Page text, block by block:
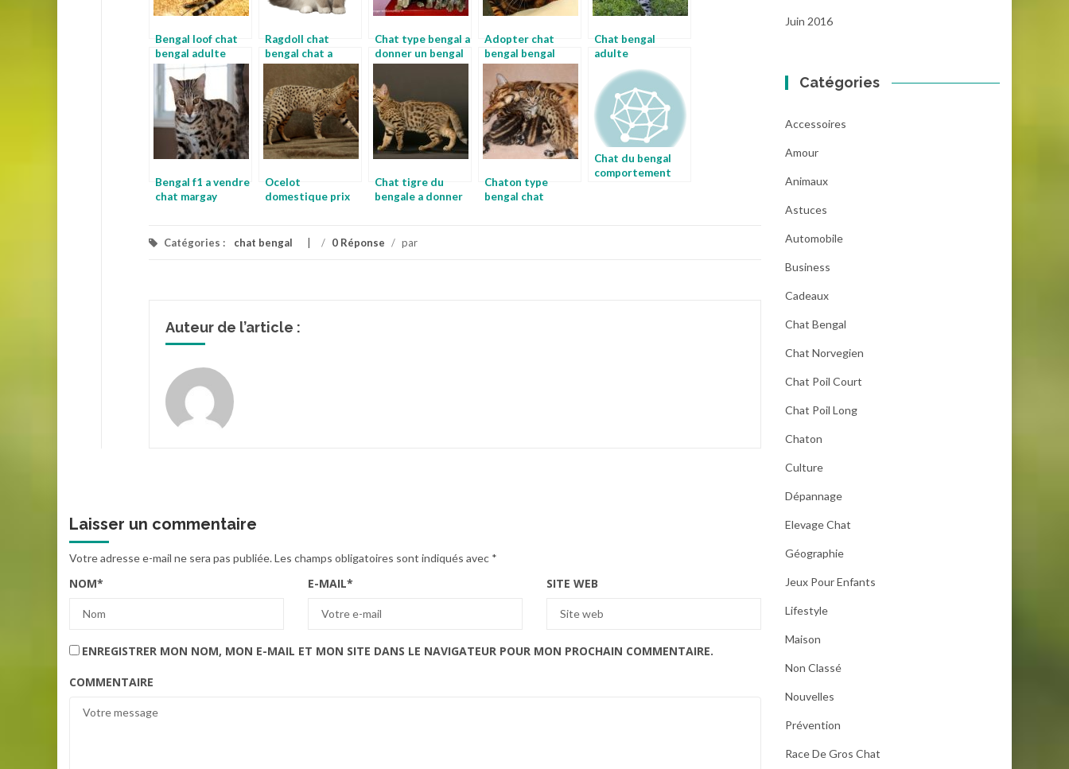
Bengal loof chat
bengal adulte
Ragdoll chat
bengal chat a
donner
Chat type bengal a
donner un bengal
Adopter chat
bengal bengal
charcoal
Chat bengal
adulte
alimentation chat
bengal
Bengal f1 a vendre
chat margay
Ocelot
domestique prix
Chat tigre du
bengale a donner
Chaton type
bengal chat
Chat du bengal
comportement
Catégories : chat bengal / 0 Réponse / par
Auteur de l’article :
Laisser un commentaire
Votre adresse e-mail ne sera pas publiée.Les champs obligatoires sont indiqués avec *
NOM* E-MAIL* SITE WEB
ENREGISTRER MON NOM, MON E-MAIL ET MON SITE DANS LE NAVIGATEUR POUR MON PROCHAIN COMMENTAIRE.
COMMENTAIRE
Juin 2016
Catégories
Accessoires
Amour
Animaux
Astuces
Automobile
Business
Cadeaux
Chat Bengal
Chat Norvegien
Chat Poil Court
Chat Poil Long
Chaton
Culture
Dépannage
Elevage Chat
Géographie
Jeux Pour Enfants
Lifestyle
Maison
Non Classé
Nouvelles
Prévention
Race De Gros Chat